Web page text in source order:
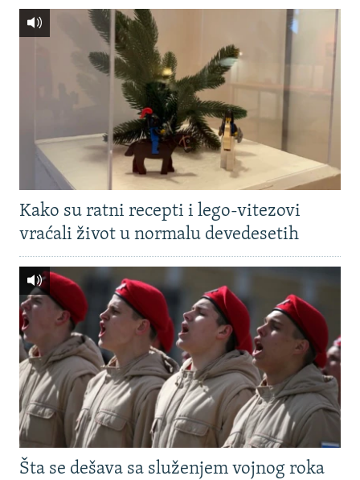
Kako su ratni recepti i lego-vitezovi
vraćali život u normalu devedesetih
Šta se dešava sa služenjem vojnog roka